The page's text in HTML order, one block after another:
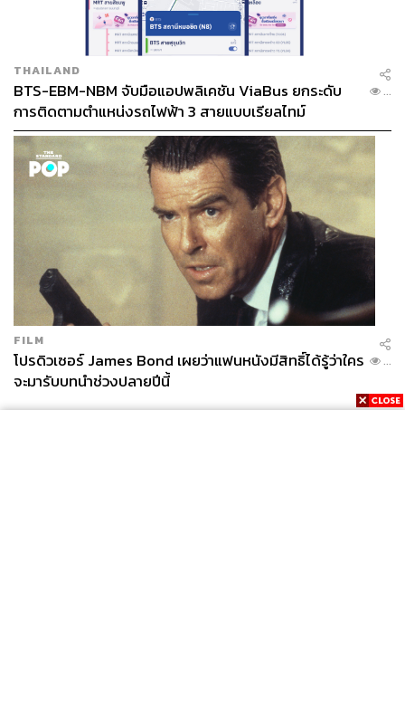
THAILAND
BTS-EBM-NBM จับมือแอปพลิเคชัน ViaBus ยกระดับ
การติดตามตำแหน่งรถไฟฟ้า 3 สายแบบเรียลไทม์
...
FILM
โปรดิวเซอร์ James Bond เผยว่าแฟนหนังมีสิทธิ์ได้รู้ว่าใคร
จะมารับบทนำช่วงปลายปีนี้
...